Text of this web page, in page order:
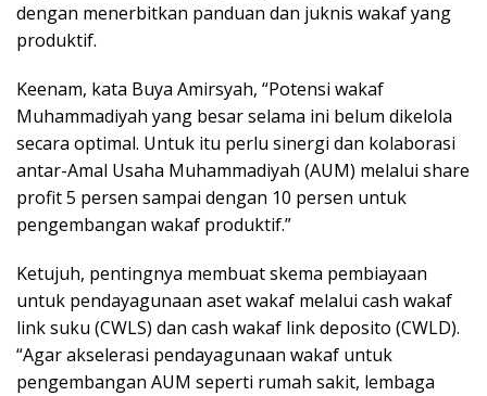
dengan menerbitkan panduan dan juknis wakaf yang
produktif.
Keenam, kata Buya Amirsyah, “Potensi wakaf
Muhammadiyah yang besar selama ini belum dikelola
secara optimal. Untuk itu perlu sinergi dan kolaborasi
antar-Amal Usaha Muhammadiyah (AUM) melalui share
profit 5 persen sampai dengan 10 persen untuk
pengembangan wakaf produktif.”
Ketujuh, pentingnya membuat skema pembiayaan
untuk pendayagunaan aset wakaf melalui cash wakaf
link suku (CWLS) dan cash wakaf link deposito (CWLD).
“Agar akselerasi pendayagunaan wakaf untuk
pengembangan AUM seperti rumah sakit, lembaga